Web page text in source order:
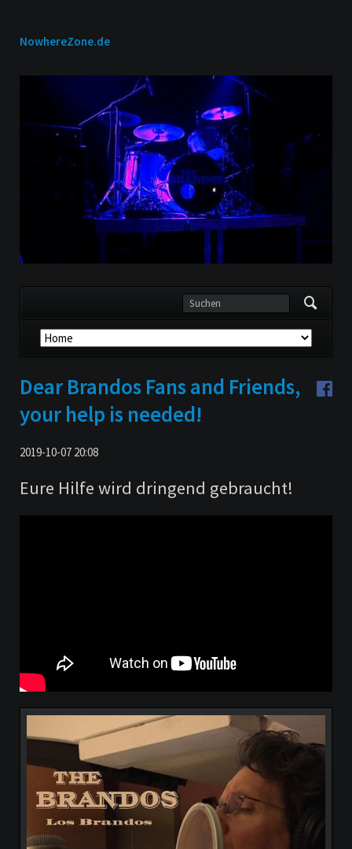
NowhereZone.de
Navigation
überspringen
Dear Brandos Fans and Friends,
your help is needed!
2019-10-07 20:08
Eure Hilfe wird dringend gebraucht!